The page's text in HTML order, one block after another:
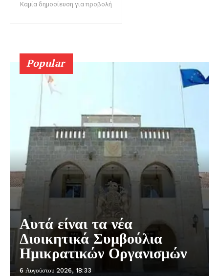
Καμία δημοσίευση για προβολή
Popular
Αυτά είναι τα νέα
Διοικητικά Συμβούλια
Ημικρατικών Οργανισμών
6 Αυγούστου 2026, 18:33